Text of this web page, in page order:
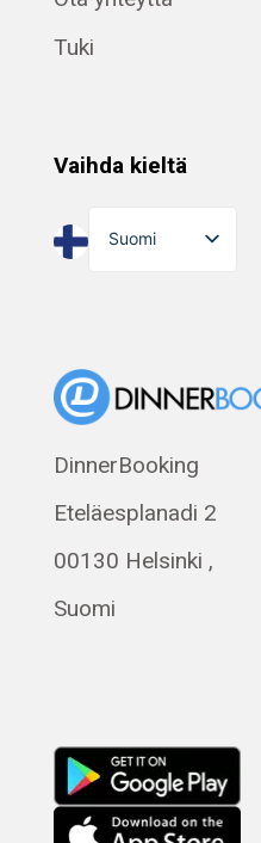
Tuki
Vaihda kieltä
Suomi
English
Eesti
Svenska
Français
Română
DinnerBooking
Eteläesplanadi 2
00130 Helsinki ,
Suomi